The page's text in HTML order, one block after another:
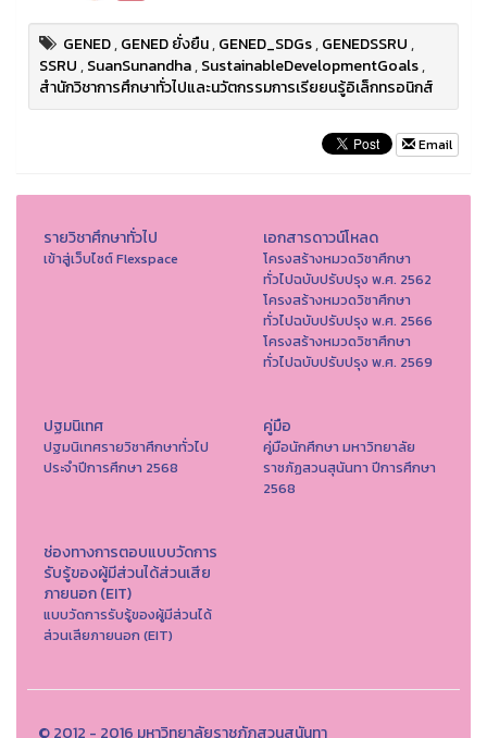
GENED,GENED ยั่งยืน,GENED_SDGs,GENEDSSRU,
SSRU,SuanSunandha,SustainableDevelopmentGoals,
สำนักวิชาการศึกษาทั่วไปและนวัตกรรมการเรียยนรู้อิเล็กทรอนิกส์
Email
รายวิชาศึกษาทั่วไป
เข้าสู่เว็บไซต์ Flexspace
เอกสารดาวน์โหลด
โครงสร้างหมวดวิชาศึกษา
ทั่วไปฉบับปรับปรุง พ.ศ. 2562
โครงสร้างหมวดวิชาศึกษา
ทั่วไปฉบับปรับปรุง พ.ศ. 2566
โครงสร้างหมวดวิชาศึกษา
ทั่วไปฉบับปรับปรุง พ.ศ. 2569
ปฐมนิเทศ
ปฐมนิเทศรายวิชาศึกษาทั่วไป
ประจำปีการศึกษา 2568
คู่มือ
คู่มือนักศึกษา มหาวิทยาลัย
ราชภัฏสวนสุนันทา ปีการศึกษา
2568
ช่องทางการตอบแบบวัดการ
รับรู้ของผู้มีส่วนได้ส่วนเสีย
ภายนอก (EIT)
แบบวัดการรับรู้ของผู้มีส่วนได้
ส่วนเสียภายนอก (EIT)
© 2012 - 2016 มหาวิทยาลัยราชภัฏสวนสุนันทา